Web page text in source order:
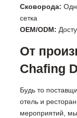
Сковорода:
сетка
OEM/ODM:
От
Chafing
Будь то
отель и
мероприятий,